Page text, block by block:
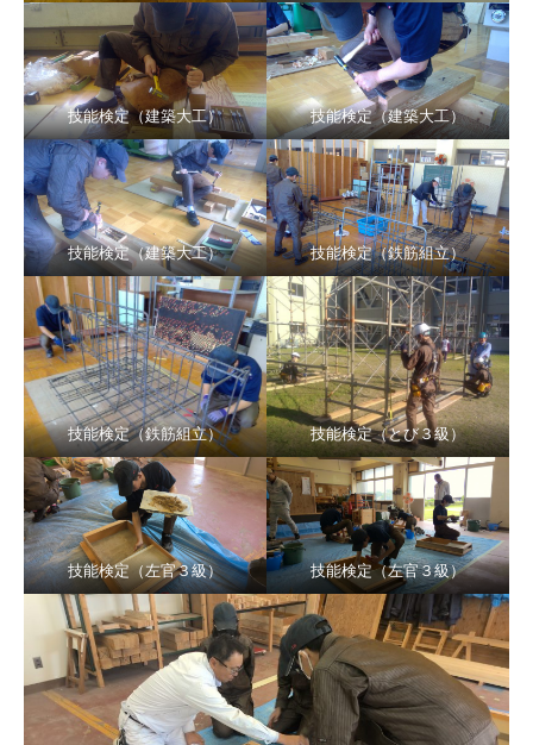
技能検定（建築大工） 技能検定（建築大工）
技能検定（建築大工） 技能検定（鉄筋組立）
技能検定（鉄筋組立） 技能検定（とび３級）
技能検定（左官３級） 技能検定（左官３級）